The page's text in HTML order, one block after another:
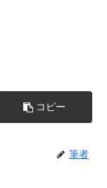
コピー
筆者